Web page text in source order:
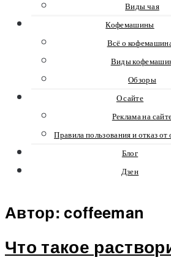
Виды чая
Кофемашины
Всё о
Виды
Обзоры
О сайте
Реклама на
Правила пользования и отказ от
Блог
Дзен
Автор: coffeeman
Что такое